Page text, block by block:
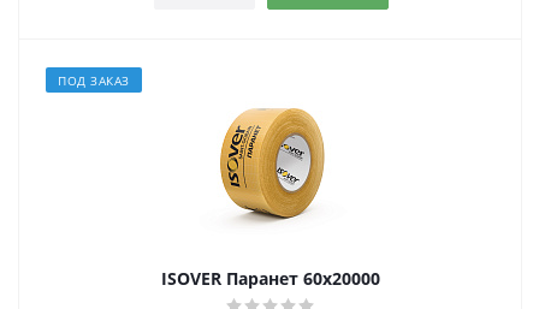
ПОД ЗАКАЗ
ISOVER Паранет 60х20000